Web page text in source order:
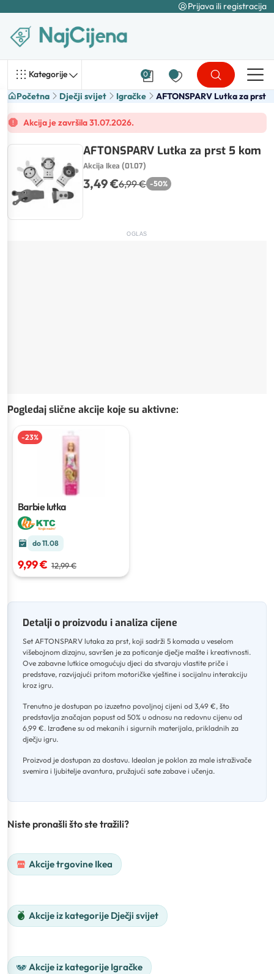
Prijava ili registracija
Kategorije 0
Početna Dječji svijet Igračke AFTONSPARV Lutka za prst
Akcija je završila 31.07.2026.
AFTONSPARV Lutka za prst 5 kom
Akcija Ikea (01.07)
3,49 €6,99 € -50%
OGLAS
Pogledaj slične akcije koje su aktivne:
-23%
Barbie lutka
do 11.08
9,99 € 12,99 €
Detalji o proizvodu i analiza cijene
Set AFTONSPARV lutaka za prst, koji sadrži 5 komada u veselom
višebojnom dizajnu, savršen je za poticanje dječje mašte i kreativnosti.
Ove zabavne lutkice omogućuju djeci da stvaraju vlastite priče i
predstave, razvijajući pritom motoričke vještine i socijalnu interakciju
kroz igru.
Trenutno je dostupan po izuzetno povoljnoj cijeni od 3,49 €, što
predstavlja značajan popust od 50% u odnosu na redovnu cijenu od
6,99 €. Izrađene su od mekanih i sigurnih materijala, prikladnih za
dječju igru.
Proizvod je dostupan za dostavu. Idealan je poklon za male istraživače
svemira i ljubitelje avantura, pružajući sate zabave i učenja.
Niste pronašli što ste tražili?
Akcije trgovine Ikea
Akcije iz kategorije Dječji svijet
Akcije iz kategorije Igračke